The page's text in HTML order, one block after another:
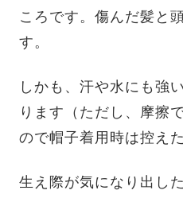
ころです。傷んだ髪と
す。
しかも、汗や水にも強
ります（ただし、摩擦
ので帽子着用時は控え
生え際が気になり出し